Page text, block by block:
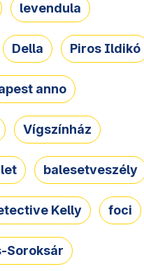
levendula
Della Piros Ildikó
anno
Vígszínház
balesetveszély
Kelly foci
Soroksár